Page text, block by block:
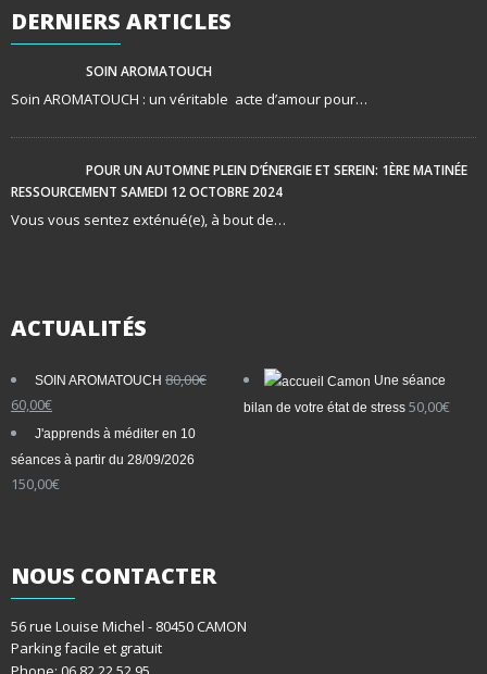
DERNIERS ARTICLES
SOIN AROMATOUCH
Soin AROMATOUCH : un véritable acte d’amour pour…
POUR UN AUTOMNE PLEIN D’ÉNERGIE ET SEREIN: 1ÈRE MATINÉE
RESSOURCEMENT SAMEDI 12 OCTOBRE 2024
Vous vous sentez exténué(e), à bout de…
ACTUALITÉS
SOIN AROMATOUCH 80,00€
Le
était :
80,00€.
60,00€Le
est :
60,00€.
Une séance
bilan de votre état de stress 50,00€
J'apprends à méditer en 10
séances à partir du 28/09/2026
150,00€
NOUS CONTACTER
56 rue Louise Michel - 80450 CAMON
Parking facile et gratuit